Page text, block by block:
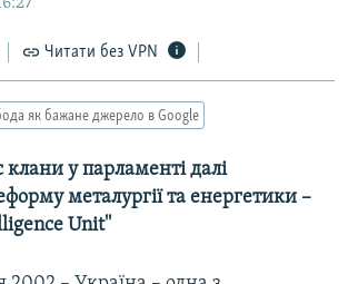
Читати без VPN
як бажане джерело в Google
клани у парламенті далі
металургії та енергетики –
Unit''